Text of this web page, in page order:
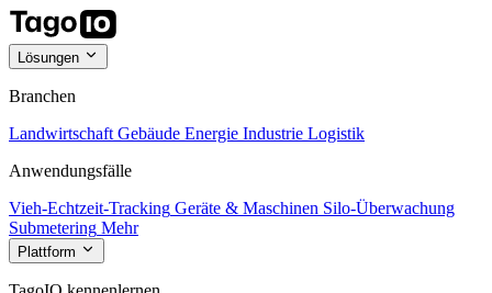
Lösungen
Branchen
Landwirtschaft Gebäude Energie Industrie Logistik
Anwendungsfälle
Vieh-Echtzeit-Tracking Geräte & Maschinen Silo-Überwachung
Submetering Mehr
Plattform